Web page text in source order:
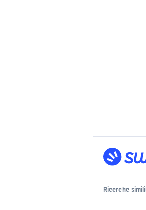
Ricerche simili